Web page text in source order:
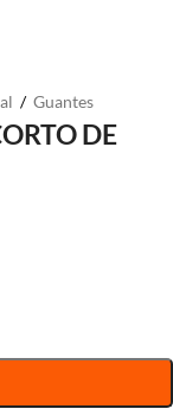
/ Guantes
DE